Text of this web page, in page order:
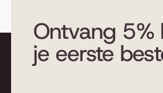
Ontvang 5%
je eerste